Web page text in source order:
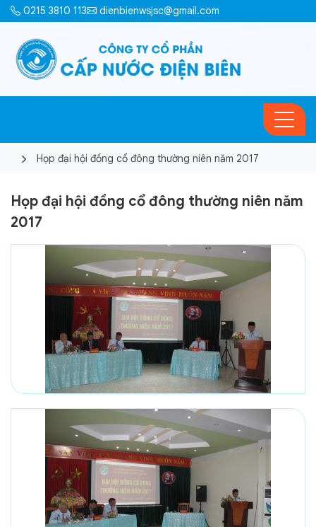
0215 3810 113 dienbienwsjsc@gmail.com
Họp đại hội đồng cổ đông thường niên năm 2017
Họp đại hội đồng cổ đông thường niên năm
2017